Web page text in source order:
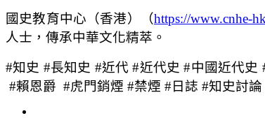
國史教育中心（香港）（https://www.cnhe-
人士，傳承中華文化精萃。
#知史 #長知史 #近代 #近代史 #中國近代
#賴恩爵 #虎門銷煙 #禁煙 #日誌 #知史討論